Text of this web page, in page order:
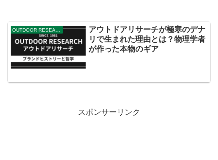
OUTDOOR RESEARCH
アウトドアリサーチが極寒のデナ
リで生まれた理由とは？物理学者
が作った本物のギア
スポンサーリンク